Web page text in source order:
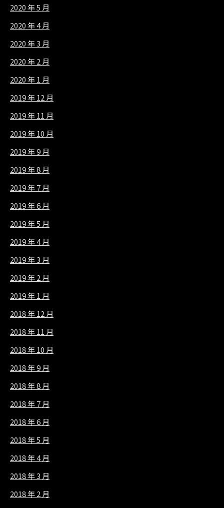
2020 年 5 月
2020 年 4 月
2020 年 3 月
2020 年 2 月
2020 年 1 月
2019 年 12 月
2019 年 11 月
2019 年 10 月
2019 年 9 月
2019 年 8 月
2019 年 7 月
2019 年 6 月
2019 年 5 月
2019 年 4 月
2019 年 3 月
2019 年 2 月
2019 年 1 月
2018 年 12 月
2018 年 11 月
2018 年 10 月
2018 年 9 月
2018 年 8 月
2018 年 7 月
2018 年 6 月
2018 年 5 月
2018 年 4 月
2018 年 3 月
2018 年 2 月